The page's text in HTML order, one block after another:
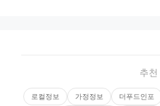
추천
로컬정보 가정정보 더푸드인포